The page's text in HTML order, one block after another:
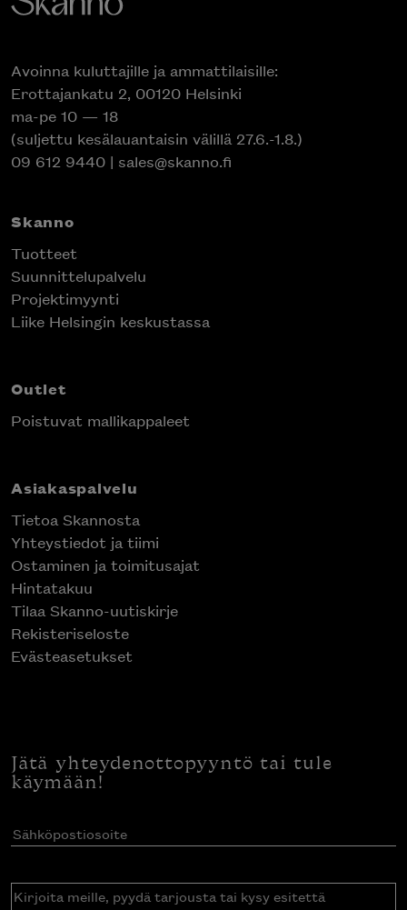
Avoinna kuluttajille ja ammattilaisille:
Erottajankatu 2, 00120 Helsinki
ma-pe 10 — 18
(suljettu kesälauantaisin välillä 27.6.-1.8.)
09 612 9440 | sales@skanno.fi
Skanno
Tuotteet
Suunnittelupalvelu
Projektimyynti
Liike Helsingin keskustassa
Outlet
Poistuvat mallikappaleet
Asiakaspalvelu
Tietoa Skannosta
Yhteystiedot ja tiimi
Ostaminen ja toimitusajat
Hintatakuu
Tilaa Skanno-uutiskirje
Rekisteriseloste
Evästeasetukset
Jätä yhteydenottopyyntö tai tule
käymään!
Sähköpostiosoite(Pakollinen)
Kirjoita